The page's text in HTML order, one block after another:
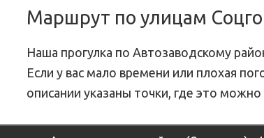
Маршрут по улицам
Наша прогулка по Автозаводскому
Если у вас мало времени или плохая
описании указаны точки, где это можно